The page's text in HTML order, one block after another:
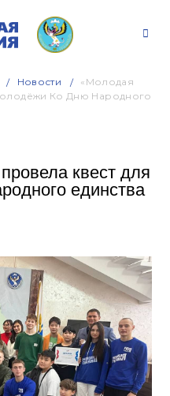
Новости
«Молодая
Ко Дню Народного
квест для
единства